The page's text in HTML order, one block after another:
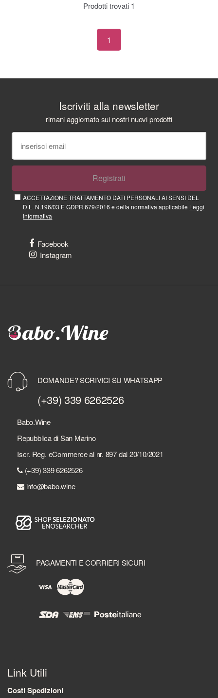
Prodotti trovati 1
1
Iscriviti alla newsletter
rimani aggiornato sui nostri nuovi prodotti
Registrati
ACCETTAZIONE TRATTAMENTO DATI PERSONALI AI SENSI DEL
D.L. N.196/03 E GDPR 679/2016 e della normativa applicabile Leggi
informativa
Facebook
Instagram
DOMANDE? SCRIVICI SU WHATSAPP
(+39) 339 6262526
Babo.Wine
Repubblica di San Marino
Iscr. Reg. eCommerce al nr. 897 dal 20/10/2021
(+39) 339 6262526
info@babo.wine
PAGAMENTI E CORRIERI SICURI
Link Utili
Costi Spedizioni